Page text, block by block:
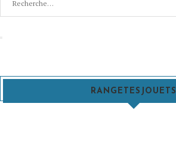
pour
:
RANGETESJOUETS